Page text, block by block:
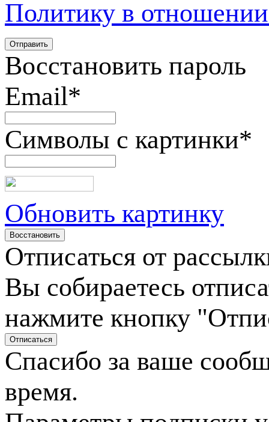
Политику в
Восстановить пароль
Email*
Символы с картинки*
Обновить картинку
Отписаться от
Вы собираетесь
нажмите кнопку
Спасибо за ваше
время.